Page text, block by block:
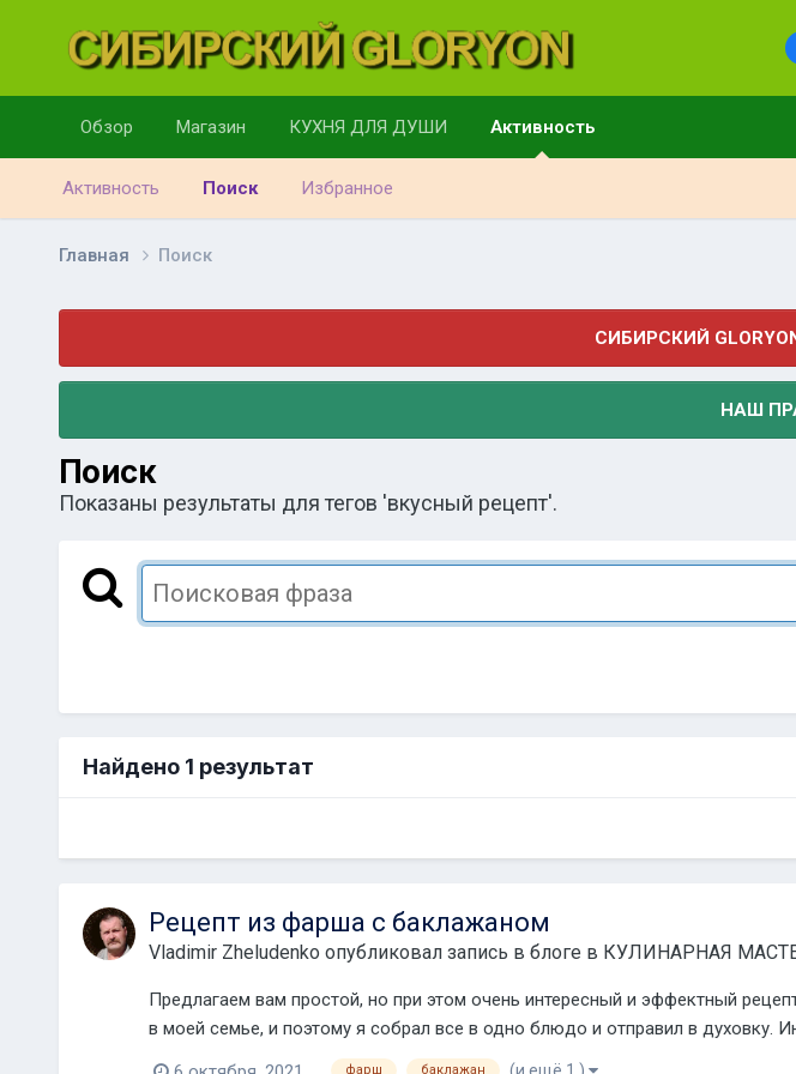
Обзор Магазин КУХНЯ ДЛЯ ДУШИ Активность
Активность Поиск Избранное
Главная Поиск
СИБИРСКИЙ
НАШ
Поиск
Показаны результаты для тегов 'вкусный рецепт'.
Найдено 1 результат
Рецепт из фарша с баклажаном
Vladimir Zheludenko опубликовал запись в блоге в КУЛИНАРНАЯ
Предлагаем вам простой, но при этом очень интересный и эффектный
в моей семье, и поэтому я собрал все в одно блюдо и отправил в духовку.
фарш баклажан